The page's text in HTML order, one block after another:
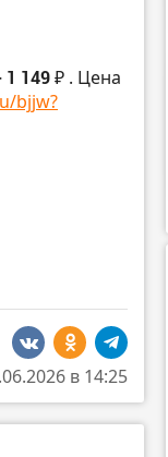
1 149 ₽ . Цена
bjjw?
в 14:25